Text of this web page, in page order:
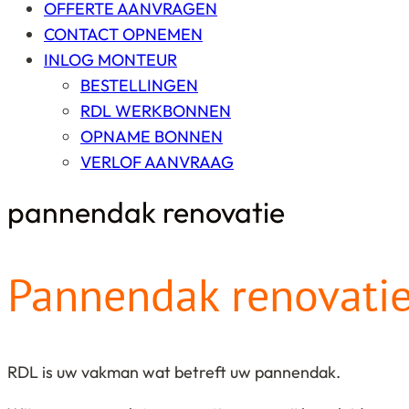
OFFERTE AANVRAGEN
CONTACT OPNEMEN
INLOG MONTEUR
BESTELLINGEN
RDL WERKBONNEN
OPNAME BONNEN
VERLOF AANVRAAG
pannendak renovatie
Pannendak
RDL is uw vakman wat betreft uw pannendak.